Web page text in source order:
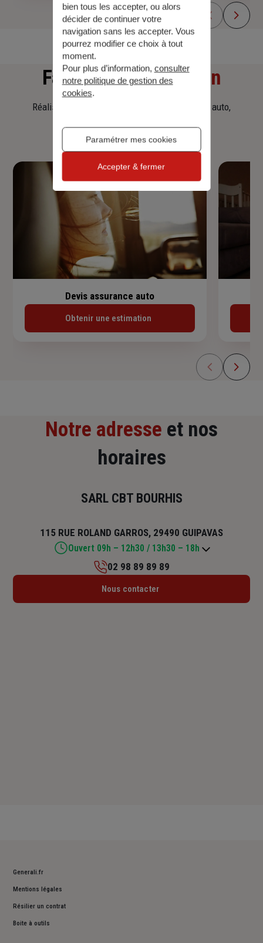
Faitesune simulation
Réalisez une simulation tarifaire d'assurance, auto,
Devis assurance auto
Obtenir une estimation
Notre adresse et nos
horaires
SARL CBT BOURHIS
115 RUE ROLAND GARROS, 29490 GUIPAVAS
Ouvert 09h – 12h30 / 13h30 – 18h
Lundi : 09h – 12h30 / 13h30 – 18h
02 98 89 89 89
Nous contacter
Generali.fr
Mentions légales
Résilier un contrat
Boite à outils
bien tous les accepter, ou alors
décider de continuer votre
navigation sans les accepter. Vous
pourrez modifier ce choix à tout
moment.
Pour plus d’information, consulter
notre politique de gestion des
cookies.
Paramétrer mes cookies
Accepter & fermer